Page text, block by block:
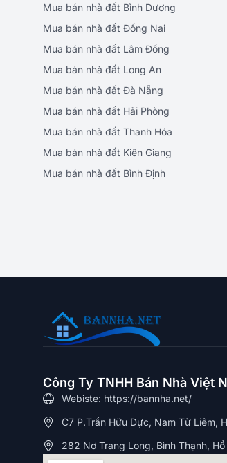
Mua bán nhà đất Bình Dương
Mua bán nhà đất Đồng Nai
Mua bán nhà đất Lâm Đồng
Mua bán nhà đất Long An
Mua bán nhà đất Đà Nẵng
Mua bán nhà đất Hải Phòng
Mua bán nhà đất Thanh Hóa
Mua bán nhà đất Kiên Giang
Mua bán nhà đất Bình Định
Công Ty TNHH Bán Nhà Việt
Webiste: https://bannha.net/
C7 P.Trần Hữu Dực, Nam Từ Liêm,
282 Nơ Trang Long, Bình Thạnh,